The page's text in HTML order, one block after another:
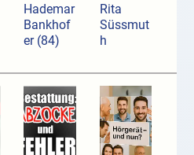
Hademar
Bankhof
er (84)
Rita
Süssmut
h